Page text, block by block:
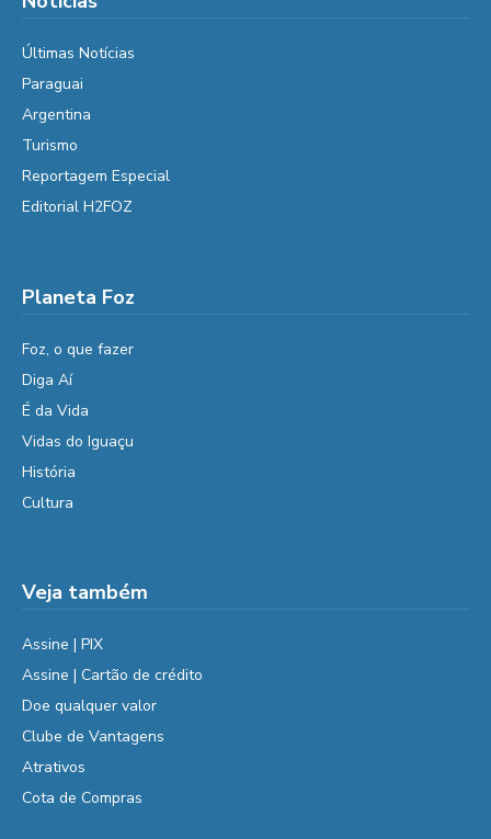
Últimas Notícias
Paraguai
Argentina
Turismo
Reportagem Especial
Editorial H2FOZ
Planeta Foz
Foz, o que fazer
Diga Aí
É da Vida
Vidas do Iguaçu
História
Cultura
Veja também
Assine | PIX
Assine | Cartão de crédito
Doe qualquer valor
Clube de Vantagens
Atrativos
Cota de Compras